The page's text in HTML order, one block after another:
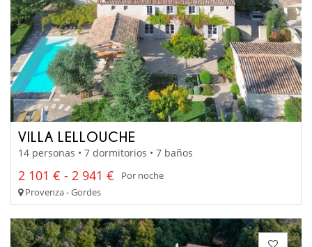
VILLA LELLOUCHE
14 personas • 7 dormitorios • 7 baños
2 101 € - 2 941 €
Por noche
Provenza - Gordes